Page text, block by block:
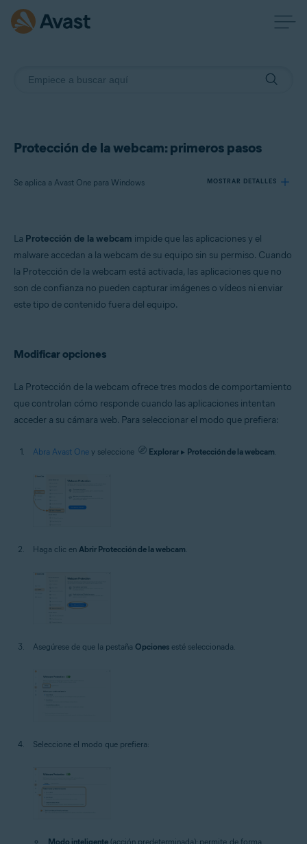
Protección de la webcam: primeros pasos
Se aplica a Avast One para Windows MOSTRAR DETALLES
Productos:
Avast One 24.x para Windows
Microsoft Windows 11 Home/Pro/Enterprise/Education
Microsoft Windows 7 Home Basic/Home
Premium/Professional/Enterprise/Ultimate - Service Pack 1 con
La Protección de la webcam impide que las aplicaciones y el
malware accedan a la webcam de su equipo sin su permiso. Cuando
la Protección de la webcam está activada, las aplicaciones que no
son de confianza no pueden capturar imágenes o vídeos ni enviar
este tipo de contenido fuera del equipo.
Modificar opciones
La Protección de la webcam ofrece tres modos de comportamiento
que controlan cómo responde cuando las aplicaciones intentan
acceder a su cámara web. Para seleccionar el modo que prefiera:
Abra Avast One y seleccione Explorar ▸ Protección de la webcam.
Haga clic en Abrir Protección de la webcam.
Asegúrese de que la pestaña Opciones esté seleccionada.
Seleccione el modo que prefiera:
Modo inteligente (acción predeterminada): permite, de forma